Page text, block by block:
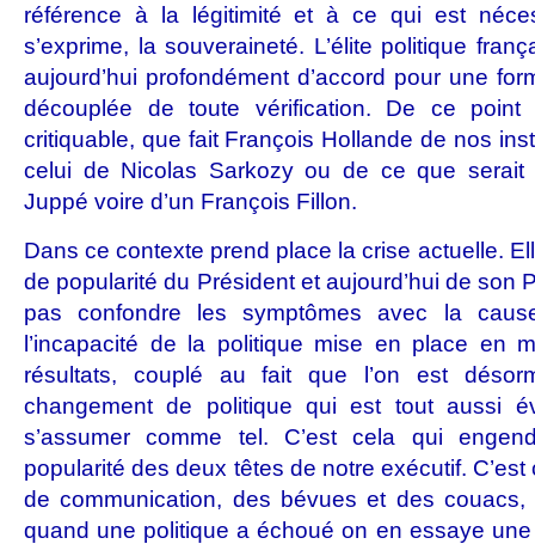
référence à la légitimité et à ce qui est
s’exprime, la souveraineté. L’élite politique
aujourd’hui profondément d’accord pour une
découplée de toute vérification. De ce point
critiquable, que fait François Hollande de nos
celui de Nicolas Sarkozy ou de ce que serait
Juppé voire d’un François Fillon.
Dans ce contexte prend place la crise actuelle.
de popularité du Président et aujourd’hui de son
pas confondre les symptômes avec la
l’incapacité de la politique mise en place en
résultats, couplé au fait que l’on est
changement de politique qui est tout aussi
s’assumer comme tel. C’est cela qui
popularité des deux têtes de notre exécutif.
de communication, des bévues et des couacs,
quand une politique a échoué on en essaye